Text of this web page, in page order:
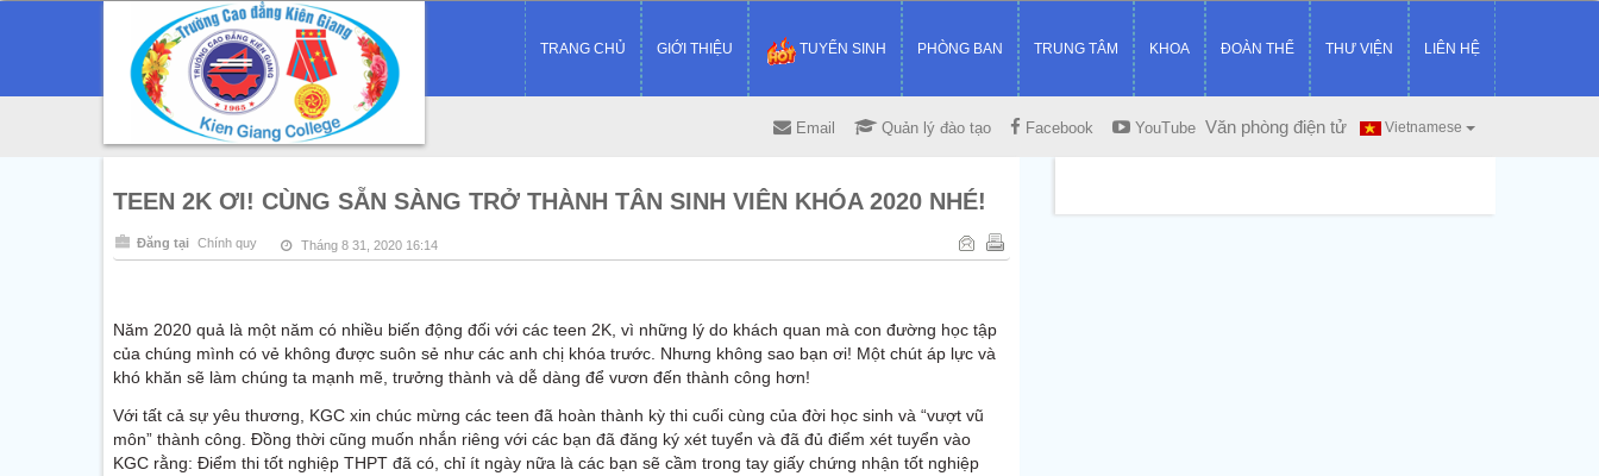
TRANG CHỦ GIỚI THIỆU TUYỂN SINH PHÒNG BAN TRUNG TÂM KHOA ĐOÀN THỂ THƯ VIỆN LIÊN HỆ
Vietnamese
Email Quản lý đào tạo Facebook YouTube Văn phòng điện tử
TEEN 2K ƠI! CÙNG SẴN SÀNG TRỞ THÀNH TÂN SINH VIÊN KHÓA 2020 NHÉ!
Đăng tại Chính quy Tháng 8 31, 2020 16:14
Năm 2020 quả là một năm có nhiều biến động đối với các teen 2K, vì những lý do khách quan mà con đường học tập
của chúng mình có vẻ không được suôn sẻ như các anh chị khóa trước . Nhưng không sao bạn ơi! Một chút áp lực và
khó khăn sẽ làm chúng ta mạnh mẽ, trưởng thành và dễ dàng để vươn đến thành công hơn!
Với tất cả sự yêu thương, KGC xin chúc mừng các teen đã hoàn thành kỳ thi cuối cùng của đời học sinh và “vượt vũ
môn” thành công. Đồng thời cũng muốn nhắn riêng với các bạn đã đăng ký xét tuyển và đã đủ điểm xét tuyển vào
KGC rằng: Điểm thi tốt nghiệp THPT đã có, chỉ ít ngày nữa là các bạn sẽ cầm trong tay giấy chứng nhận tốt nghiệp